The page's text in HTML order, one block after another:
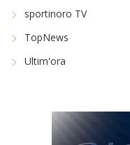
sportinoro TV
TopNews
Ultim'ora